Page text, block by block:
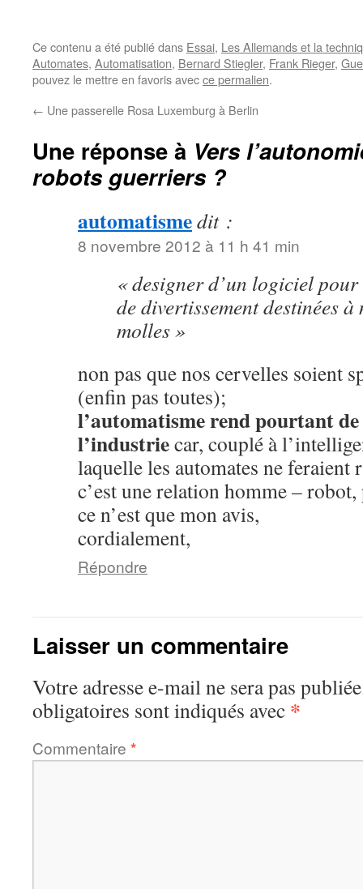
Ce contenu a été publié dans Essai, Les Allemands et la
Automates, Automatisation, Bernard Stiegler, Frank Rieger,
pouvez le mettre en favoris avecce permalien.
← Une passerelle Rosa Luxemburg à Berlin
Une réponse à Vers
robots guerriers ?
automatismedit :
8 novembre 2012 à 11 h 41 min
« designer d’un logiciel
de divertissement destinées à
molles »
non pas que nos cervelles soient
(enfin pas toutes);
l’automatisme rend pourtant de
l’industriecar, couplé à
laquelle les automates ne feraient
c’est une relation homme –
ce n’est que mon avis,
cordialement,
Répondre
Laisser un commentaire
Votre adresse e-mail ne sera pas
obligatoires sont indiqués avec *
Commentaire *